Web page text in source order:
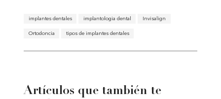
implantes dentales implantologia dental Invisalign
Ortodoncia tipos de implantes dentales
Artículos que también te